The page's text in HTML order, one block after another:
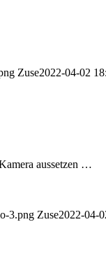
Zuse2022-04-02
aussetzen …
3.png Zuse2022-04-